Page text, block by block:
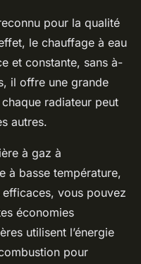
pour la qualité
le chauffage à eau
et constante, sans à-
il offre une grande
radiateur peut
autres.
à gaz à
à basse température,
vous pouvez
économies
utilisent l’énergie
pour